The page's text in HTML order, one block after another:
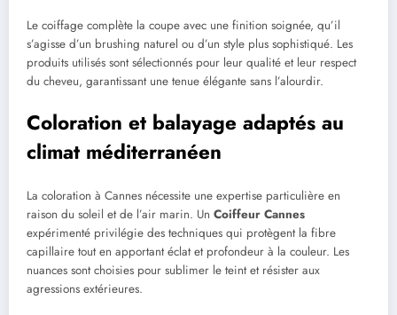
Le coiffage complète la coupe avec une finition soignée, qu’il
s’agisse d’un brushing naturel ou d’un style plus sophistiqué. Les
produits utilisés sont sélectionnés pour leur qualité et leur respect
du cheveu, garantissant une tenue élégante sans l’alourdir.
Coloration et balayage adaptés au
climat méditerranéen
La coloration à Cannes nécessite une expertise particulière en
raison du soleil et de l’air marin. Un Coiffeur Cannes
expérimenté privilégie des techniques qui protègent la fibre
capillaire tout en apportant éclat et profondeur à la couleur. Les
nuances sont choisies pour sublimer le teint et résister aux
agressions extérieures.